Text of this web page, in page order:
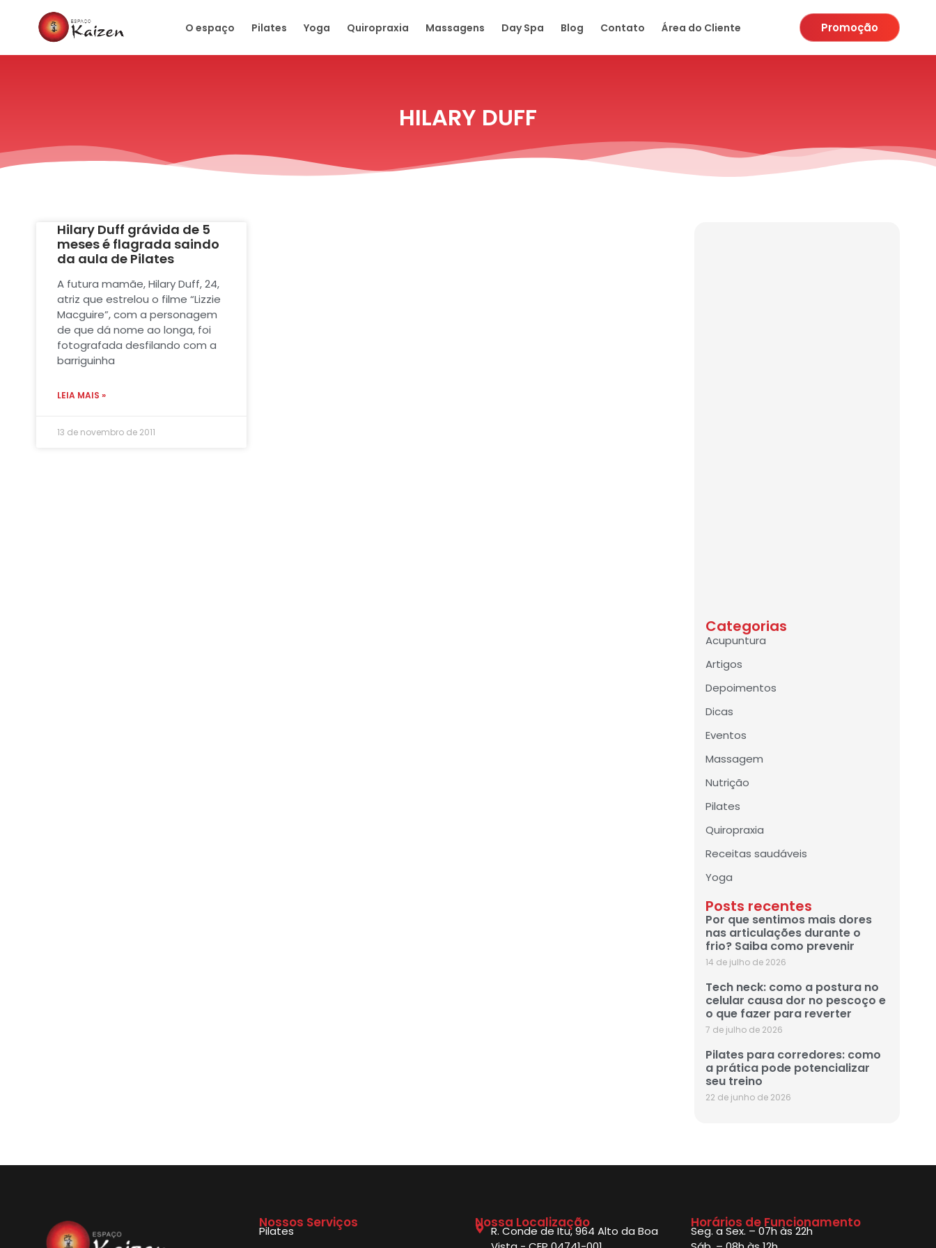
O espaço Pilates Yoga Quiropraxia Massagens Day Spa Blog Contato Área do Cliente Promoção
HILARY DUFF
Hilary Duff grávida de 5
meses é flagrada saindo
da aula de Pilates
A futura mamãe, Hilary Duff, 24,
atriz que estrelou o filme “Lizzie
Macguire”, com a personagem
de que dá nome ao longa, foi
fotografada desfilando com a
barriguinha
LEIA MAIS »
13 de novembro de 2011
Categorias
Acupuntura
Artigos
Depoimentos
Dicas
Eventos
Massagem
Nutrição
Pilates
Quiropraxia
Receitas saudáveis
Yoga
Posts recentes
Por que sentimos mais dores
nas articulações durante o
frio? Saiba como prevenir
14 de julho de 2026
Tech neck: como a postura no
celular causa dor no pescoço e
o que fazer para reverter
7 de julho de 2026
Pilates para corredores: como
a prática pode potencializar
seu treino
22 de junho de 2026
Nossos Serviços
Pilates
Nossa Localização
R. Conde de Itu, 964 Alto da Boa
Horários de Funcionamento
Seg. a Sex. – 07h às 22h